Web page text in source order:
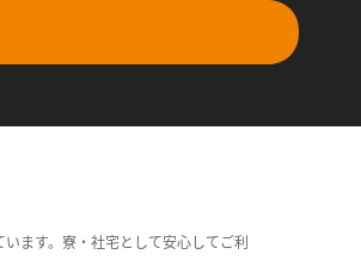
ます。寮・社宅として安心してご利